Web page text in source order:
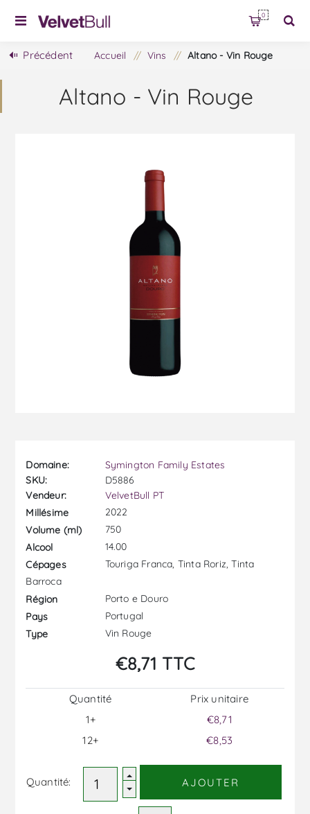
0
Précédent Accueil / Vins / Altano - Vin Rouge
Altano - Vin Rouge
Domaine:
Symington Family Estates
SKU:
D5886
Vendeur:
VelvetBull PT
Millésime
2022
Volume (ml)
750
Alcool
14.00
Cépages
Touriga Franca, Tinta Roriz, Tinta
Barroca
Région
Porto e Douro
Pays
Portugal
Type
Vin Rouge
€8,71 TTC
Quantité
1+
12+
Prix ​​unitaire
€8,71
€8,53
Quantité: AJOUTER